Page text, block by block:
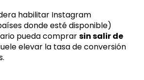
habilitar Instagram
donde esté disponible)
pueda comprarsin salir de
elevar la tasa de conversión